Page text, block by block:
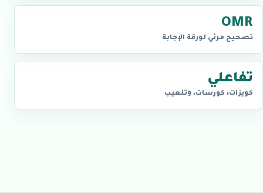
OMR
تصحيح مرئي لورقة الإجابة
تفاعلي
كويزات، كورسات، وتلعيب